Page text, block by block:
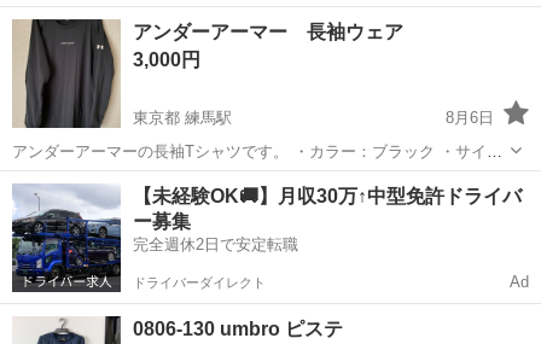
討してます アメリカで購入後、ナンバーとネームを入れました かなり
使用したので全体的に薄汚れ黄ばみあります、それでも良ければの方
のみ 白シャツ...
東京 練馬区 練馬駅 スポーツウェア
アンダーアーマー 長袖ウェア
3,000円
東京都 練馬駅
8月6日
アンダーアーマーの長袖Tシャツです。 ・カラー：ブラック ・サイ
ズ：XXL ・状態：目立つキズ、汚れなし 新品購入後、1年ほど着用 ご
不明点があればお気軽にお尋ねください。
東京 練馬区 練馬駅 スポーツウェア
【未経験OK🚚】月収30万↑中型免許ドライバ
ー募集
完全週休2日で安定転職
ドライバーダイレクト Ad
0806-130 umbro ピステ